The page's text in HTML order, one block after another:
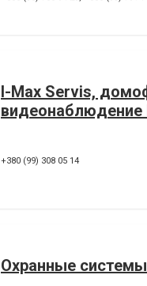
I-Max Servis,
видеонаблюдение
+380 (99) 308 05 14
Охранные